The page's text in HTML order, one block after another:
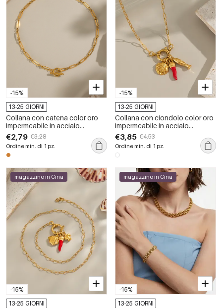
-15%
13-25 GIORNI
Collana con catena color oro
impermeabile in acciaio
inossidabile da 1 pezzo
€2,79 €3,28
Ordine min. di 1 pz.
-15%
13-25 GIORNI
Collana con ciondolo color oro
impermeabile in acciaio
inossidabile Chill Charm da 1
pezzo
€3,85 €4,53
Ordine min. di 1 pz.
-15%
magazzino in Cina
13-25 GIORNI
-15%
magazzino in Cina
13-25 GIORNI